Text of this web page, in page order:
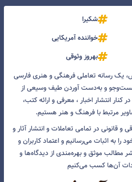
شکیرا
خواننده آمریکایی
بهروز وثوقی
یک رسانه تعاملی فرهنگی و هنری فارسی
و به‌دست آوردن طیف وسیعی از
کنار انتشار اخبار ، معرفی و ارائه کتب،
مرتبط با فرهنگ و هنر هستیم.
و قانونی در تمامی تعاملات و انتشار آثار و
را به اثبات می‌رسانیم و اعتماد کاربران و
مطالب موثق و بهره‌مندی از دیدگاه‌ها و
آن‌ها کسب می‌کنیم